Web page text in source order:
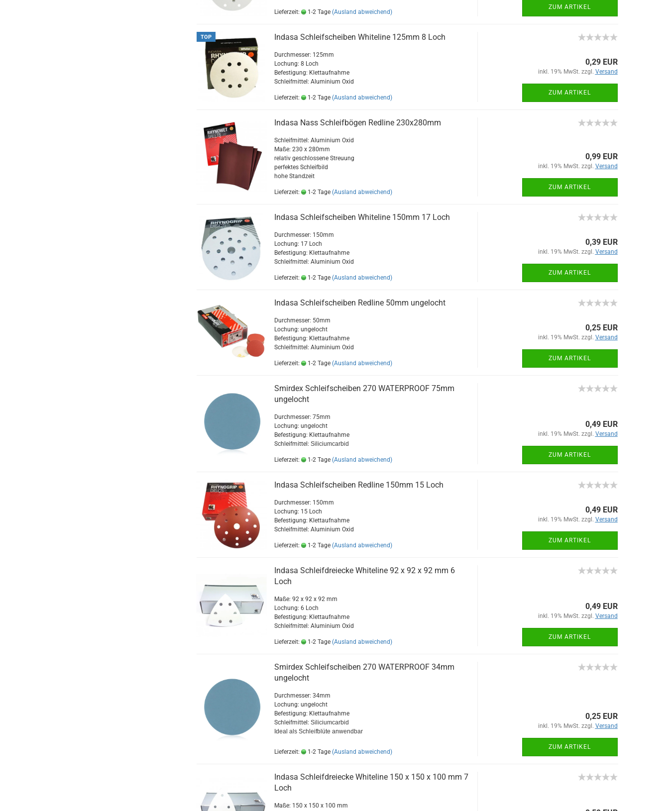
Lieferzeit: 1-2 Tage (Ausland abweichend)
ZUM ARTIKEL
TOP Indasa Schleifscheiben Whiteline 125mm 8 Loch
Durchmesser: 125mm
Lochung: 8 Loch
Befestigung: Klettaufnahme
Schleifmittel: Aluminium Oxid
Lieferzeit: 1-2 Tage (Ausland abweichend)
0,29 EUR
inkl. 19% MwSt. zzgl. Versand
ZUM ARTIKEL
Indasa Nass Schleifbögen Redline 230x280mm
Schleifmittel: Aluminium Oxid
Maße: 230 x 280mm
relativ geschlossene Streuung
perfektes Schleifbild
hohe Standzeit
Lieferzeit: 1-2 Tage (Ausland abweichend)
0,99 EUR
inkl. 19% MwSt. zzgl. Versand
ZUM ARTIKEL
Indasa Schleifscheiben Whiteline 150mm 17 Loch
Durchmesser: 150mm
Lochung: 17 Loch
Befestigung: Klettaufnahme
Schleifmittel: Aluminium Oxid
Lieferzeit: 1-2 Tage (Ausland abweichend)
0,39 EUR
inkl. 19% MwSt. zzgl. Versand
ZUM ARTIKEL
Indasa Schleifscheiben Redline 50mm ungelocht
Durchmesser: 50mm
Lochung: ungelocht
Befestigung: Klettaufnahme
Schleifmittel: Aluminium Oxid
Lieferzeit: 1-2 Tage (Ausland abweichend)
0,25 EUR
inkl. 19% MwSt. zzgl. Versand
ZUM ARTIKEL
Smirdex Schleifscheiben 270 WATERPROOF 75mm
ungelocht
Durchmesser: 75mm
Lochung: ungelocht
Befestigung: Klettaufnahme
Schleifmittel: Siliciumcarbid
Lieferzeit: 1-2 Tage (Ausland abweichend)
0,49 EUR
inkl. 19% MwSt. zzgl. Versand
ZUM ARTIKEL
Indasa Schleifscheiben Redline 150mm 15 Loch
Durchmesser: 150mm
Lochung: 15 Loch
Befestigung: Klettaufnahme
Schleifmittel: Aluminium Oxid
Lieferzeit: 1-2 Tage (Ausland abweichend)
0,49 EUR
inkl. 19% MwSt. zzgl. Versand
ZUM ARTIKEL
Indasa Schleifdreiecke Whiteline 92 x 92 x 92 mm 6
Loch
Maße: 92 x 92 x 92 mm
Lochung: 6 Loch
Befestigung: Klettaufnahme
Schleifmittel: Aluminium Oxid
Lieferzeit: 1-2 Tage (Ausland abweichend)
0,49 EUR
inkl. 19% MwSt. zzgl. Versand
ZUM ARTIKEL
Smirdex Schleifscheiben 270 WATERPROOF 34mm
ungelocht
Durchmesser: 34mm
Lochung: ungelocht
Befestigung: Klettaufnahme
Schleifmittel: Siliciumcarbid
Ideal als Schleifblüte anwendbar
Lieferzeit: 1-2 Tage (Ausland abweichend)
0,25 EUR
inkl. 19% MwSt. zzgl. Versand
ZUM ARTIKEL
Indasa Schleifdreiecke Whiteline 150 x 150 x 100 mm 7
Loch
Maße: 150 x 150 x 100 mm